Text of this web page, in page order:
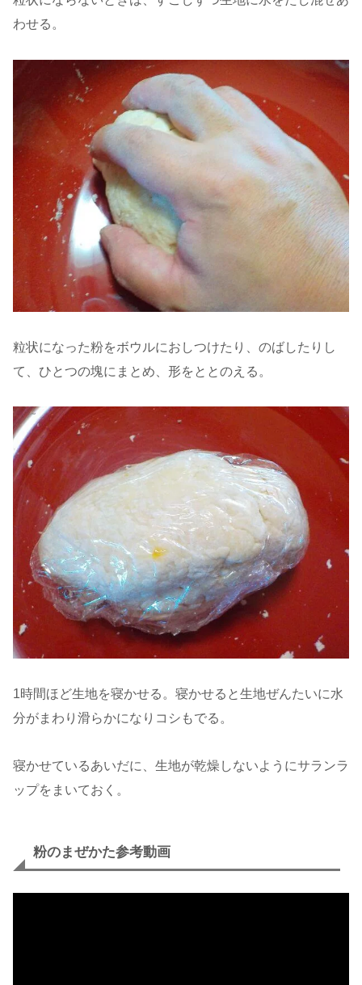
わせる。
粒状になった粉をボウルにおしつけたり、のばしたりし
て、ひとつの塊にまとめ、形をととのえる。
1時間ほど生地を寝かせる。寝かせると生地ぜんたいに水
分がまわり滑らかになりコシもでる。
寝かせているあいだに、生地が乾燥しないようにサランラ
ップをまいておく。
粉のまぜかた参考動画